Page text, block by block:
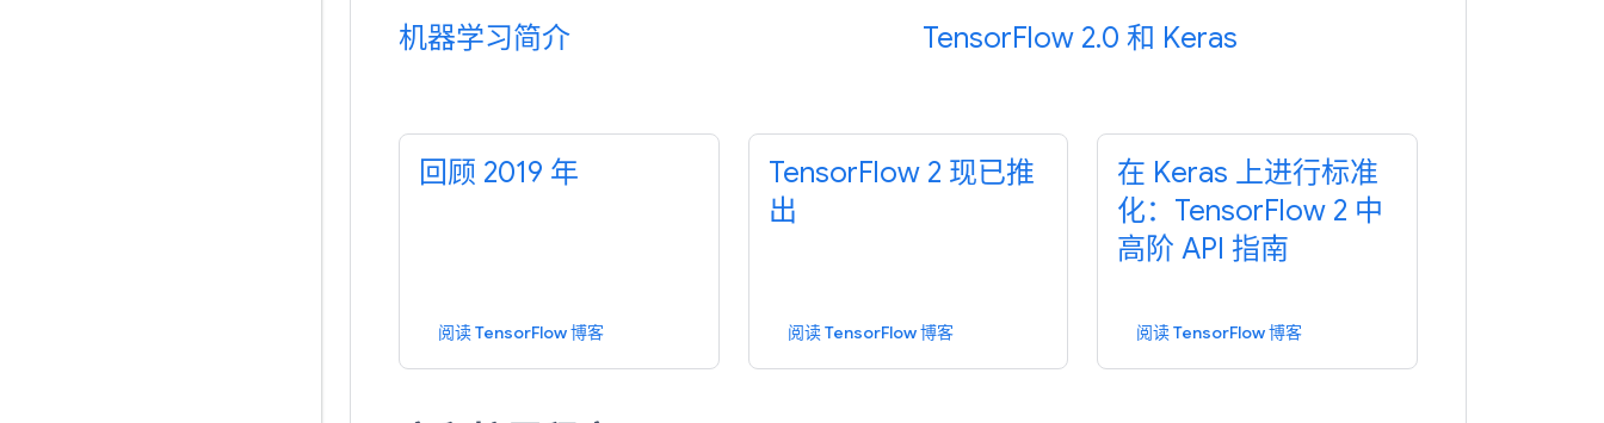
机器学习简介 TensorFlow 2.0 和 Keras
回顾 2019 年
阅读 TensorFlow 博客
TensorFlow 2 现已推
出
阅读 TensorFlow 博客
在 Keras 上进行标准
化：TensorFlow 2 中
高阶 API 指南
阅读 TensorFlow 博客